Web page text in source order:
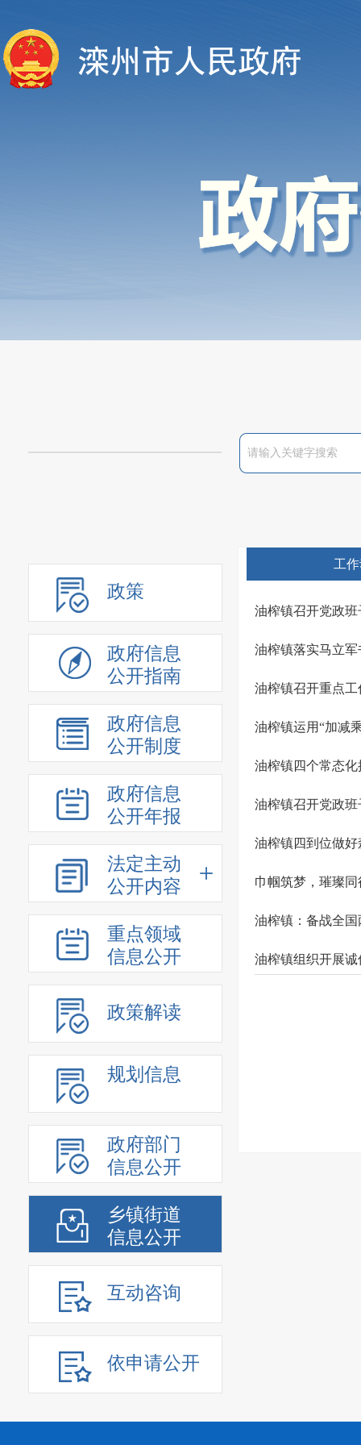
政策
政府信息
公开指南
政府信息
公开制度
政府信息
公开年报
法定主动
公开内容
重点领域
信息公开
政策解读
规划信息
政府部门
信息公开
乡镇街道
信息公开
互动咨询
依申请公开
工
油榨镇召开党政班
油榨镇落实马立
油榨镇召开重点
油榨镇运用“加减
油榨镇四个常态
油榨镇召开党政班
油榨镇四到位做
巾帼筑梦，璀璨
油榨镇：备战全
油榨镇组织开展